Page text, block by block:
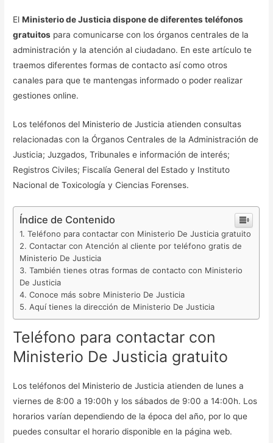
ElMinisterio de Justicia dispone de diferentes teléfonos
gratuitos para comunicarse con los órganos centrales de la
administración y la atención al ciudadano. En este artículo te
traemos diferentes formas de contacto así como otros
canales para que te mantengas informado o poder realizar
gestiones online.
Los teléfonos del Ministerio de Justicia atienden consultas
relacionadas con la Órganos Centrales de la Administración de
Justicia; Juzgados, Tribunales e información de interés;
Registros Civiles; Fiscalía General del Estado y Instituto
Nacional de Toxicología y Ciencias Forenses.
Índice de Contenido
Teléfono para contactar con Ministerio De Justicia gratuito
Contactar con Atención al cliente por teléfono gratis de
Ministerio De Justicia
También tienes otras formas de contacto con Ministerio
De Justicia
Conoce más sobre Ministerio De Justicia
Aquí tienes la dirección de Ministerio De Justicia
Teléfono para contactar con
Ministerio De Justicia gratuito
Los teléfonos del Ministerio de Justicia atienden de lunes a
viernes de 8:00 a 19:00h y los sábados de 9:00 a 14:00h. Los
horarios varían dependiendo de la época del año, por lo que
puedes consultar el horario disponible en la página web.